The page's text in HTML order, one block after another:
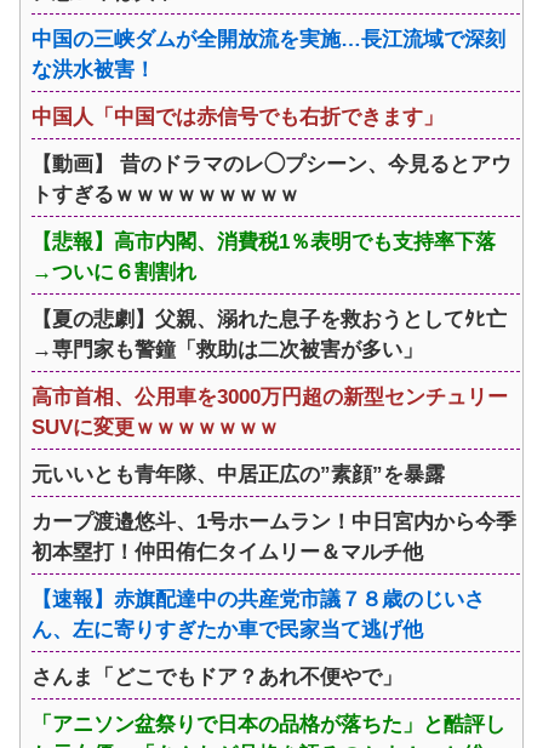
中国の三峡ダムが全開放流を実施…長江流域で深刻
な洪水被害！
中国人「中国では赤信号でも右折できます」
【動画】 昔のドラマのレ◯プシーン、今見るとアウ
トすぎるｗｗｗｗｗｗｗｗｗ
【悲報】高市内閣、消費税1％表明でも支持率下落
→ついに６割割れ
【夏の悲劇】父親、溺れた息子を救おうとしてﾀﾋ亡
→専門家も警鐘「救助は二次被害が多い」
高市首相、公用車を3000万円超の新型センチュリー
SUVに変更ｗｗｗｗｗｗｗ
元いいとも青年隊、中居正広の”素顔”を暴露
カープ渡邉悠斗、1号ホームラン！中日宮内から今季
初本塁打！仲田侑仁タイムリー＆マルチ他
【速報】赤旗配達中の共産党市議７８歳のじいさ
ん、左に寄りすぎたか車で民家当て逃げ他
さんま「どこでもドア？あれ不便やで」
「アニソン盆祭りで日本の品格が落ちた」と酷評し